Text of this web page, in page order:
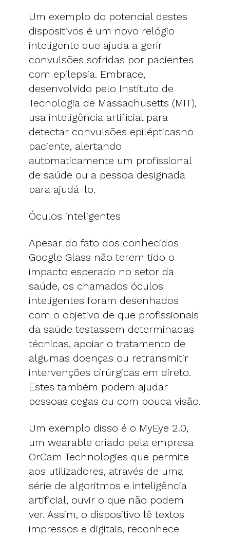
Um exemplo do potencial destes
dispositivos é um novo relógio
inteligente que ajuda a gerir
convulsões sofridas por pacientes
com epilepsia. Embrace,
desenvolvido pelo Instituto de
Tecnologia de Massachusetts (MIT),
usa inteligência artificial para
detectar convulsões epilépticasno
paciente, alertando
automaticamente um profissional
de saúde ou a pessoa designada
para ajudá-lo.
Óculos inteligentes
Apesar do fato dos conhecidos
Google Glass não terem tido o
impacto esperado no setor da
saúde, os chamados óculos
inteligentes foram desenhados
com o objetivo de que profissionais
da saúde testassem determinadas
técnicas, apoiar o tratamento de
algumas doenças ou retransmitir
intervenções cirúrgicas em direto.
Estes também podem ajudar
pessoas cegas ou com pouca visão.
Um exemplo disso é o MyEye 2.0,
um wearable criado pela empresa
OrCam Technologies que permite
aos utilizadores, através de uma
série de algoritmos e inteligência
artificial, ouvir o que não podem
ver. Assim, o dispositivo lê textos
impressos e digitais, reconhece